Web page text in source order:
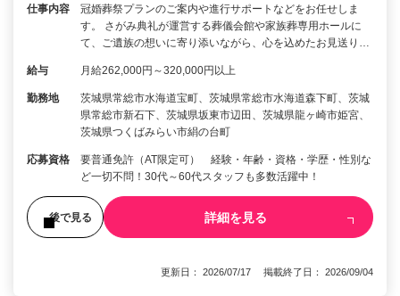
仕事内容
冠婚葬祭プランのご案内や進行サポートなどをお任せしま
す。 さがみ典礼が運営する葬儀会館や家族葬専用ホールに
て、ご遺族の想いに寄り添いながら、心を込めたお見送り…
給与 月給262,000円～320,000円以上
勤務地
茨城県常総市水海道宝町、茨城県常総市水海道森下町、茨城
県常総市新石下、茨城県坂東市辺田、茨城県龍ヶ崎市姫宮、
茨城県つくばみらい市絹の台町
応募資格
要普通免許（AT限定可） 経験・年齢・資格・学歴・性別な
ど一切不問！30代～60代スタッフも多数活躍中！
後で見る 詳細を見る
更新日： 2026/07/17 掲載終了日： 2026/09/04